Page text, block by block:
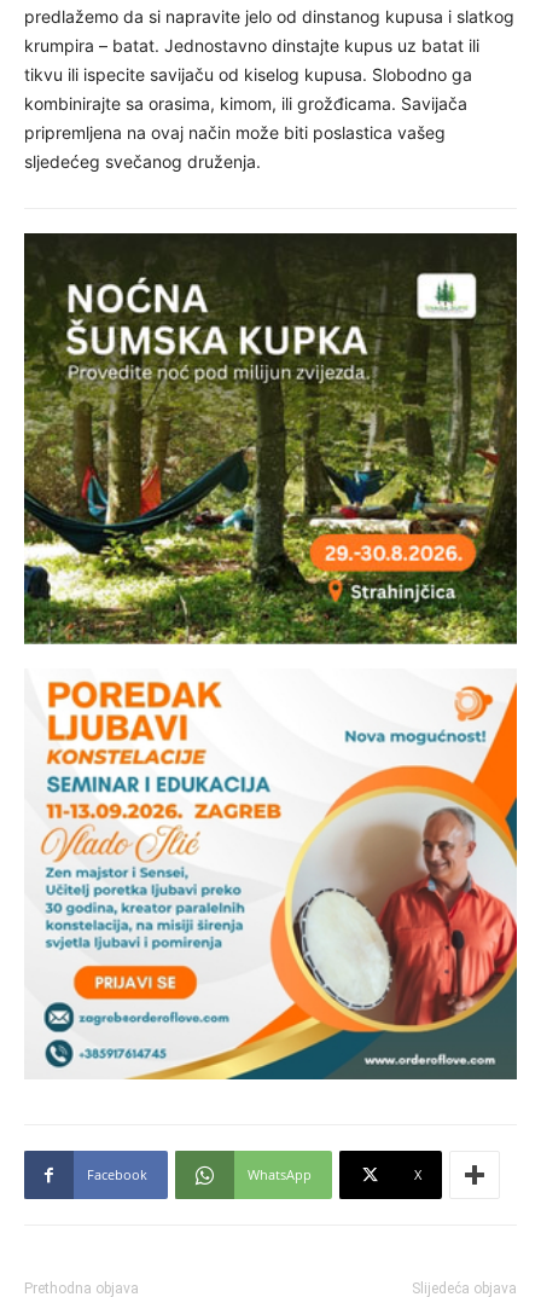
predlažemo da si napravite jelo od dinstanog kupusa i slatkog
krumpira – batat. Jednostavno dinstajte kupus uz batat ili
tikvu ili ispecite savijaču od kiselog kupusa. Slobodno ga
kombinirajte sa orasima, kimom, ili grožđicama. Savijača
pripremljena na ovaj način može biti poslastica vašeg
sljedećeg svečanog druženja.
Facebook WhatsApp X
Prethodna objava Slijedeća objava